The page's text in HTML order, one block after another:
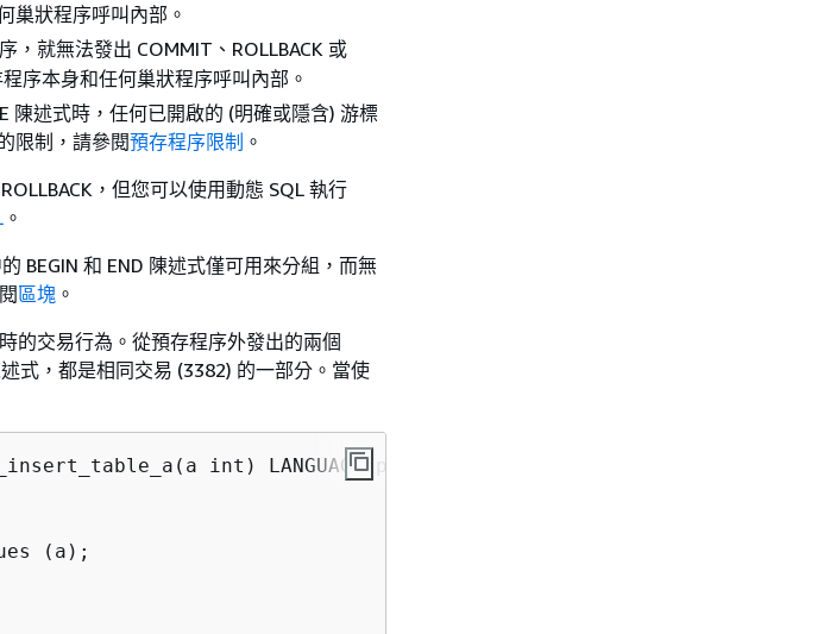
巢狀程序呼叫內部。
，就無法發出 COMMIT、ROLLBACK 或
序本身和任何巢狀程序呼叫內部。
陳述式時，任何已開啟的 (明確或隱含) 游標
限制，請參閱預存程序限制 。
，但您可以使用動態 SQL 執行
。
BEGIN 和 END 陳述式僅可用來分組，而無
區塊 。
的交易行為。從預存程序外發出的兩個
式，都是相同交易 (3382) 的一部分。當使
sp_insert_table_a(a int) LANGUAGE plpgsql
(a);